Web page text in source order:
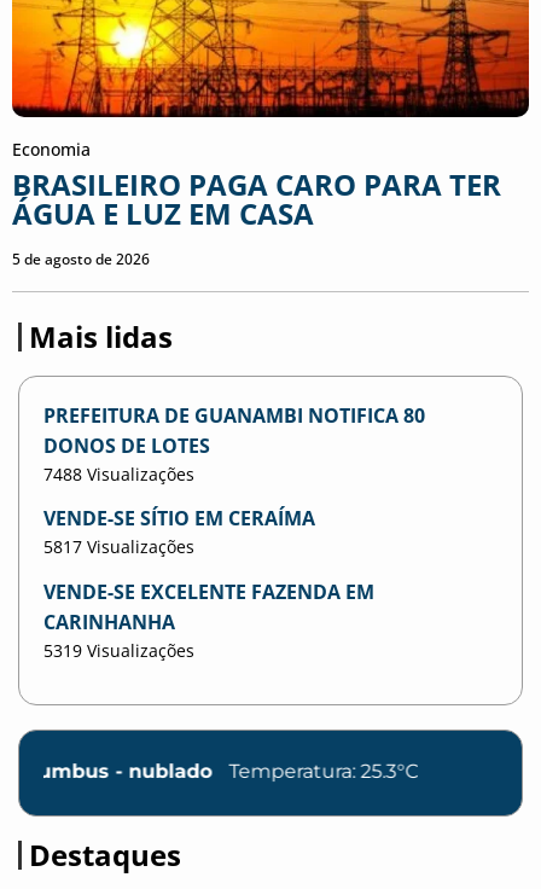
Economia
BRASILEIRO PAGA CARO PARA TER
ÁGUA E LUZ EM CASA
5 de agosto de 2026
Mais lidas
PREFEITURA DE GUANAMBI NOTIFICA 80
DONOS DE LOTES
7488 Visualizações
VENDE-SE SÍTIO EM CERAÍMA
5817 Visualizações
VENDE-SE EXCELENTE FAZENDA EM
CARINHANHA
5319 Visualizações
Temperatura: 25.3°C
Destaques